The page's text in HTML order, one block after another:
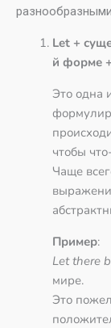
Let +
й форме
Это одна
чтобы
Чаще
Пример:
Let there
мире.
Это